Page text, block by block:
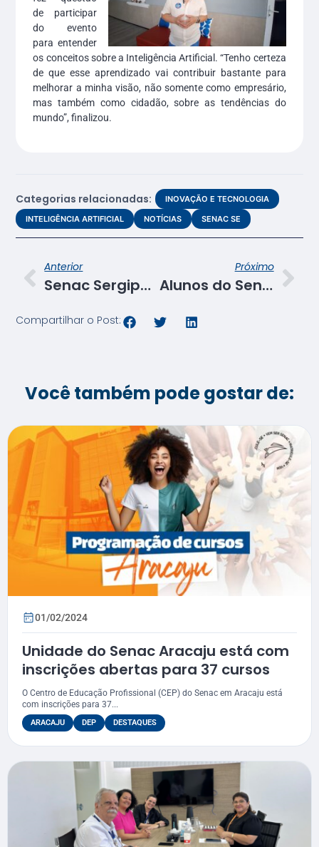
de participar
do evento
para entender
os conceitos sobre a Inteligência Artificial. “Tenho certeza
de que esse aprendizado vai contribuir bastante para
melhorar a minha visão, não somente como empresário,
mas também como cidadão, sobre as tendências do
mundo”, finalizou.
Categorias relacionadas:
INOVAÇÃO E TECNOLOGIA
INTELIGÊNCIA ARTIFICIAL
NOTÍCIAS SENAC SE
Anterior
Senac Sergipe leva desfile de moda exclusivo para o 4º Festival de Inverno de Palmares
Próximo
Alunos do Senac organizam workshop “Saúde mental, a dança liberta”
Compartilhar o Post:
Você também pode gostar de:
01/02/2024
Unidade do Senac Aracaju está com
inscrições abertas para 37 cursos
O Centro de Educação Profissional (CEP) do Senac em Aracaju está
com inscrições para 37...
ARACAJU DEP DESTAQUES